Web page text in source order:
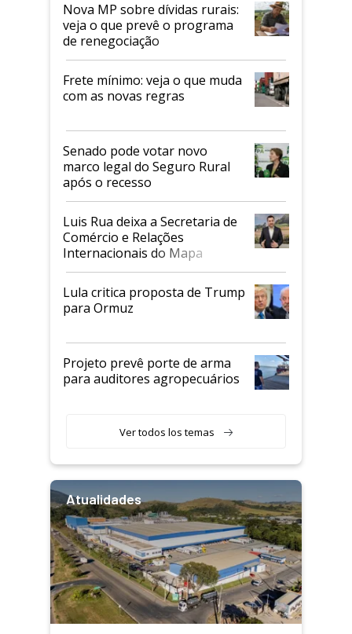
Nova MP sobre dívidas rurais:
veja o que prevê o programa
de renegociação
Frete mínimo: veja o que muda
com as novas regras
Senado pode votar novo
marco legal do Seguro Rural
após o recesso
Luis Rua deixa a Secretaria de
Comércio e Relações
Internacionais do Mapa
Lula critica proposta de Trump
para Ormuz
Projeto prevê porte de arma
para auditores agropecuários
Ver todos los temas
Atualidades